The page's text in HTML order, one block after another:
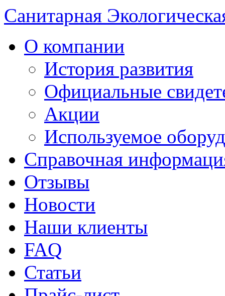
Санитарная
О компании
История развития
Официальные
Акции
Используемое
Справочная
Отзывы
Новости
Наши клиенты
FAQ
Статьи